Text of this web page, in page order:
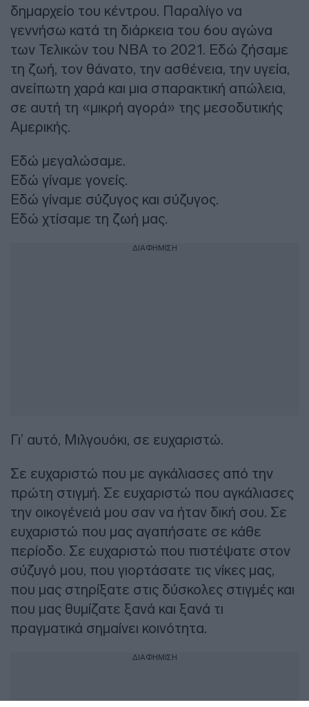
δημαρχείο του κέντρου. Παραλίγο να
γεννήσω κατά τη διάρκεια του 6ου αγώνα
των Τελικών του NBA το 2021. Εδώ ζήσαμε
τη ζωή, τον θάνατο, την ασθένεια, την υγεία,
ανείπωτη χαρά και μια σπαρακτική απώλεια,
σε αυτή τη «μικρή αγορά» της μεσοδυτικής
Αμερικής.
Εδώ μεγαλώσαμε.
Εδώ γίναμε γονείς.
Εδώ γίναμε σύζυγος και σύζυγος.
Εδώ χτίσαμε τη ζωή μας.
ΔΙΑΦΗΜΙΣΗ
Γι’ αυτό, Μιλγουόκι, σε ευχαριστώ.
Σε ευχαριστώ που με αγκάλιασες από την
πρώτη στιγμή. Σε ευχαριστώ που αγκάλιασες
την οικογένειά μου σαν να ήταν δική σου. Σε
ευχαριστώ που μας αγαπήσατε σε κάθε
περίοδο. Σε ευχαριστώ που πιστέψατε στον
σύζυγό μου, που γιορτάσατε τις νίκες μας,
που μας στηρίξατε στις δύσκολες στιγμές και
που μας θυμίζατε ξανά και ξανά τι
πραγματικά σημαίνει κοινότητα.
ΔΙΑΦΗΜΙΣΗ